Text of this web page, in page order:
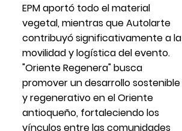
EPM aportó todo el material
vegetal, mientras que Autolarte
contribuyó significativamente a la
movilidad y logística del evento.
"Oriente Regenera" busca
promover un desarrollo sostenible
y regenerativo en el Oriente
antioqueño, fortaleciendo los
vínculos entre las comunidades